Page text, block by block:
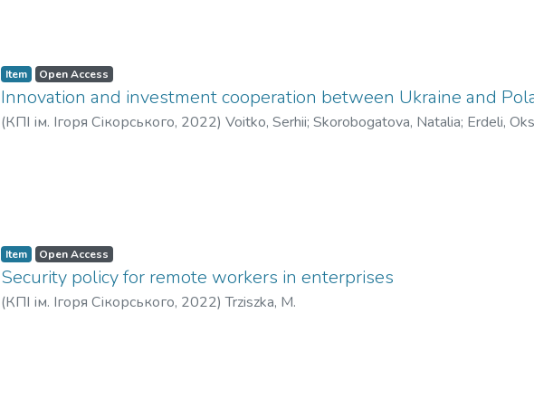
Item Open Access
Innovation and investment cooperation between Ukraine and
(КПІ ім. Ігоря Сікорського, 2022) Voitko, Serhii; Skorobogatova, Natalia; Erdeli,
Item Open Access
Security policy for remote workers in enterprises
(КПІ ім. Ігоря Сікорського, 2022)Trziszka, M.